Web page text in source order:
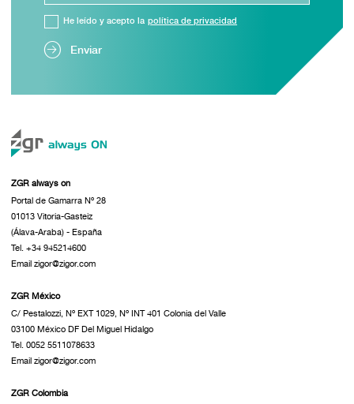
Enviar
He leído y acepto la política de privacidad
ZGR always on
Portal de Gamarra Nº 28
01013 Vitoria-Gasteiz
(Álava-Araba) - España
Tel. +34 945214600
Email zigor@zigor.com
ZGR México
C/ Pestalozzi, Nº EXT 1029, Nº INT 401 Colonia del Valle
03100 México DF Del Miguel Hidalgo
Tel. 0052 5511078633
Email zigor@zigor.com
ZGR Colombia